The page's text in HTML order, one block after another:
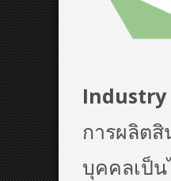
Industry
การผลิตสิ
บุคคลเป็